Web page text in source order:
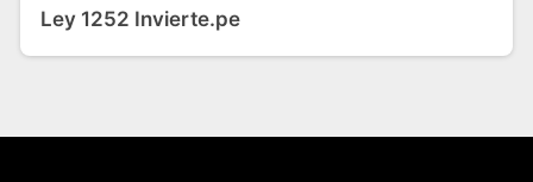
Ley 1252 Invierte.pe